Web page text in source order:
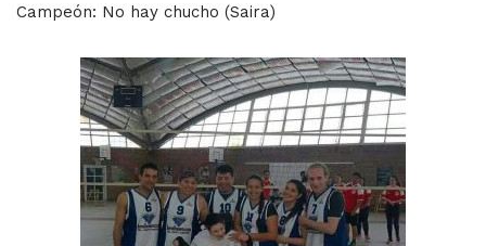
Campeón: No hay chucho (Saira)